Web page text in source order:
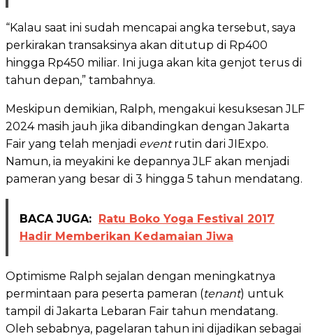
“Kalau saat ini sudah mencapai angka tersebut, saya
perkirakan transaksinya akan ditutup di Rp400
hingga Rp450 miliar. Ini juga akan kita genjot terus di
tahun depan,” tambahnya.
Meskipun demikian, Ralph, mengakui kesuksesan JLF
2024 masih jauh jika dibandingkan dengan Jakarta
Fair yang telah menjadi eventrutin dari JIExpo.
Namun, ia meyakini ke depannya JLF akan menjadi
pameran yang besar di 3 hingga 5 tahun mendatang.
BACA JUGA: Ratu Boko Yoga Festival 2017
Hadir Memberikan Kedamaian Jiwa
Optimisme Ralph sejalan dengan meningkatnya
permintaan para peserta pameran (tenant) untuk
tampil di Jakarta Lebaran Fair tahun mendatang.
Oleh sebabnya, pagelaran tahun ini dijadikan sebagai